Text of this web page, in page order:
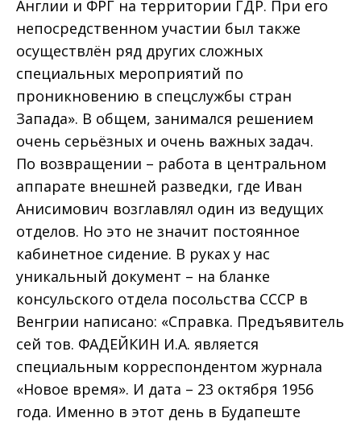
Англии и ФРГ на территории ГДР. При его
непосредственном участии был также
осуществлён ряд других сложных
специальных мероприятий по
проникновению в спецслужбы стран
Запада». В общем, занимался решением
очень серьёзных и очень важных задач.
По возвращении – работа в центральном
аппарате внешней разведки, где Иван
Анисимович возглавлял один из ведущих
отделов. Но это не значит постоянное
кабинетное сидение. В руках у нас
уникальный документ – на бланке
консульского отдела посольства СССР в
Венгрии написано: «Справка. Предъявитель
сей тов. ФАДЕЙКИН И.А. является
специальным корреспондентом журнала
«Новое время». И дата – 23 октября 1956
года. Именно в этот день в Будапеште